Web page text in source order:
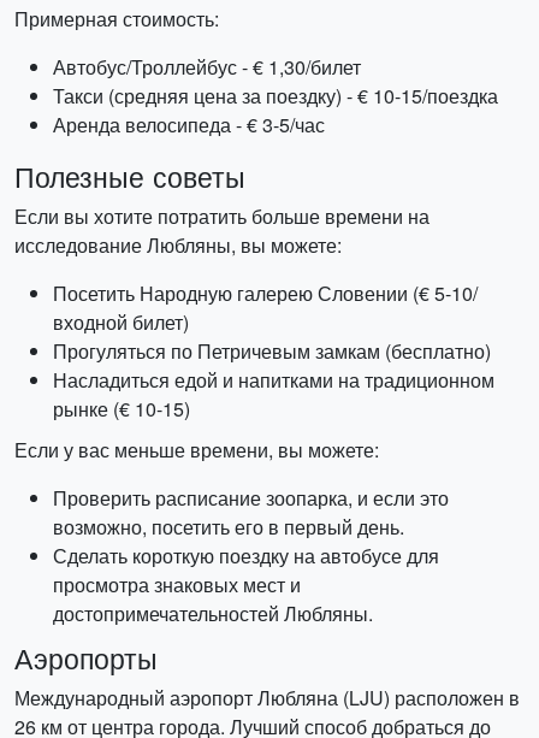
Примерная стоимость:
Автобус/Троллейбус - € 1,30/билет
Такси (средняя цена за поездку) - € 10-15/поездка
Аренда велосипеда - € 3-5/час
Полезные советы
Если вы хотите потратить больше времени на
исследование Любляны, вы можете:
Посетить Народную галерею Словении (€ 5-10/
входной билет)
Прогуляться по Петричевым замкам (бесплатно)
Насладиться едой и напитками на традиционном
рынке (€ 10-15)
Если у вас меньше времени, вы можете:
Проверить расписание зоопарка, и если это
возможно, посетить его в первый день.
Сделать короткую поездку на автобусе для
просмотра знаковых мест и
достопримечательностей Любляны.
Аэропорты
Международный аэропорт Любляна (LJU) расположен в
26 км от центра города. Лучший способ добраться до